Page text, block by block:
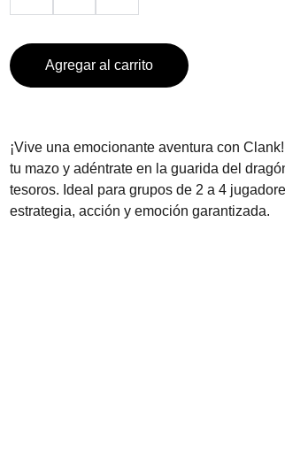
Agregar al carrito
¡Vive una emocionante aventura con
tu mazo y adéntrate en la guarida del
tesoros. Ideal para grupos de 2 a 4
estrategia, acción y emoción garantizada.